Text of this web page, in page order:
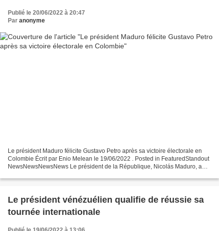
Publié le 20/06/2022 à 20:47
Par anonyme
Le président Maduro félicite Gustavo Petro après sa victoire électorale en
Colombie Écrit par Enio Melean le 19/06/2022 . Posted in FeaturedStandout
NewsNewsNewsNews Le président de la République, Nicolás Maduro, a
Le président vénézuélien qualifie de réussie sa
tournée internationale